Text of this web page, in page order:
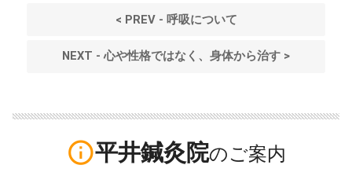
< PREV - 呼吸について
NEXT - 心や性格ではなく、身体から治す >
info_outline平井鍼灸院